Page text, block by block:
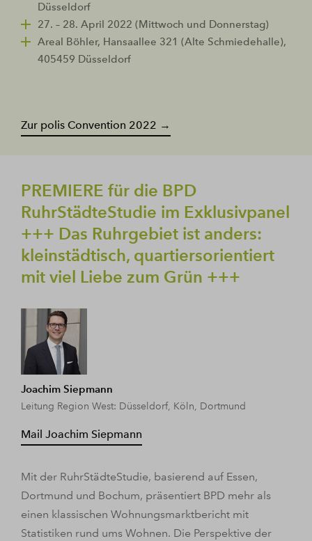
Düsseldorf
27. – 28. April 2022 (Mittwoch und Donnerstag)
Areal Böhler, Hansaallee 321 (Alte Schmiedehalle),
405459 Düsseldorf
Zur polis Convention 2022 →
PREMIERE für die BPD
RuhrStädteStudie im Exklusivpanel
+++ Das Ruhrgebiet ist anders:
kleinstädtisch, quartiersorientiert
mit viel Liebe zum Grün +++
Joachim Siepmann
Leitung Region West: Düsseldorf, Köln, Dortmund
Mail Joachim Siepmann
Mit der RuhrStädteStudie, basierend auf Essen,
Dortmund und Bochum, präsentiert BPD mehr als
einen klassischen Wohnungsmarktbericht mit
Statistiken rund ums Wohnen. Die Perspektive der